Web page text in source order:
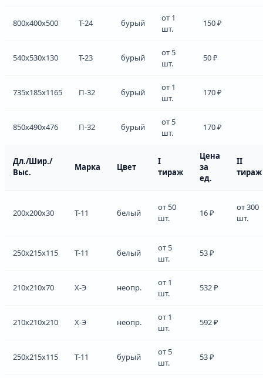
800x400x500 Т-24 бурый
от 1
шт.
150 ₽
540x530x130 Т-23 бурый
от 5
шт.
50 ₽
735x185x1165 П-32 бурый
от 1
шт.
170 ₽
850x490x476 П-32 бурый
от 5
шт.
170 ₽
Дл./Шир./
Выс.
Марка Цвет
I
тираж
Цена
за
ед.
II
тираж
200x200x30 Т-11 белый
от 50
шт.
16 ₽
от 300
шт.
250x215x115 Т-11 белый
от 5
шт.
53 ₽
210x210x70 Х-Э неопр.
от 1
шт.
532 ₽
210x210x210 Х-Э неопр.
от 1
шт.
592 ₽
250x215x115 Т-11 бурый
от 5
шт.
53 ₽